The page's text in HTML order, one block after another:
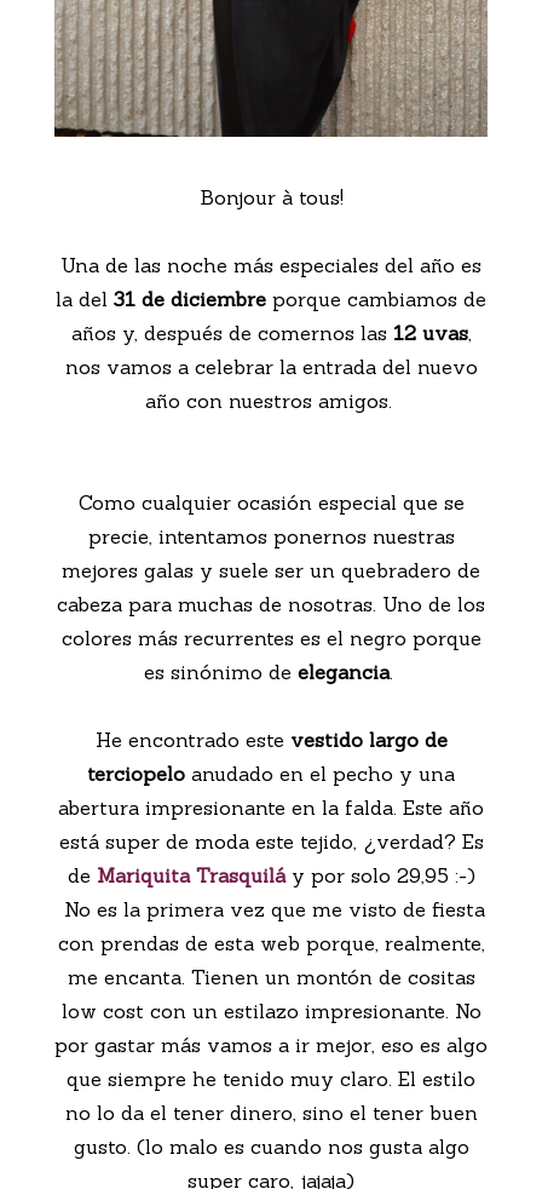
Bonjour à tous!
Una de las noche más especiales del año es
la del 31 de diciembre porque cambiamos de
años y, después de comernos las 12 uvas,
nos vamos a celebrar la entrada del nuevo
año con nuestros amigos.
Como cualquier ocasión especial que se
precie, intentamos ponernos nuestras
mejores galas y suele ser un quebradero de
cabeza para muchas de nosotras. Uno de los
colores más recurrentes es el negro porque
es sinónimo de elegancia.
He encontrado este vestido largo de
terciopelo anudado en el pecho y una
abertura impresionante en la falda. Este año
está super de moda este tejido, ¿verdad? Es
de Mariquita Trasquiláy por solo 29,95 :-)
No es la primera vez que me visto de fiesta
con prendas de esta web porque, realmente,
me encanta. Tienen un montón de cositas
low cost con un estilazo impresionante. No
por gastar más vamos a ir mejor, eso es algo
que siempre he tenido muy claro. El estilo
no lo da el tener dinero, sino el tener buen
gusto. (lo malo es cuando nos gusta algo
super caro, jajaja)